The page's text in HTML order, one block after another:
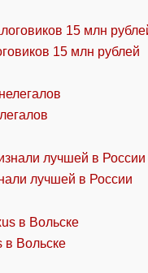
15 млн рублей
лучшей в России
в Вольске